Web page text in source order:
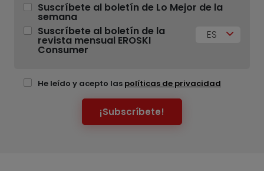
Suscríbete al boletín de Lo Mejor de la
semana
Suscríbete al boletín de la
revista mensual EROSKI
Consumer
ES
He leído y acepto las políticas de privacidad
¡Subscríbete!